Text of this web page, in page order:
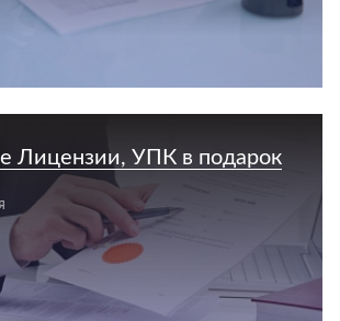
Лицензии, УПК в подарок